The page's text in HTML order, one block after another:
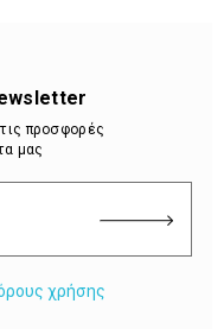
προσφορές
μας
χρήσης